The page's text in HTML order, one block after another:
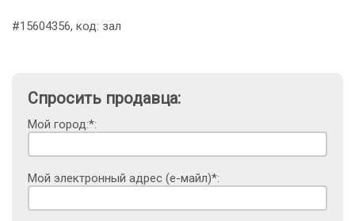
#15604356, код: зал
Спросить продавца:
Мой город:*:
Мой электронный адрес (е-майл)*: